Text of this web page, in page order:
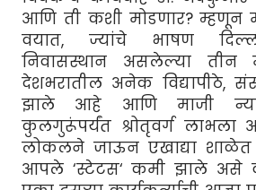
आणि ती कशी मोडणार? म्हणून
वयात, ज्यांचे भाषण
निवासस्थान असलेल्या तीन
देशभरातील अनेक विद्यापीठे,
झाले आहे आणि माजी
कुलगुरूंपर्यंत श्रोतृवर्ग लाभला
लोकलने जाऊन एखाद्या शाळेत
आपले ‘स्टेटस‘ कमी झाले असे